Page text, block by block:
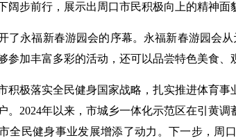
阔步前行，展示出周口市民积极向上的精神面
了永福新春游园会的序幕。永福新春游园会
参加丰富多彩的活动，还可以品尝特色美食、
积极落实全民健身国家战略，扎实推进体育
。2024年以来，市城乡一体化示范区在引黄
全民健身事业发展增添了动力。下一步，周